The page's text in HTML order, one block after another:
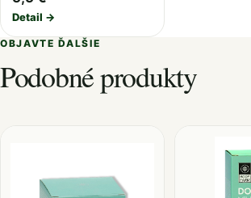
Detail →
OBJAVTE ĎALŠIE
Podobné produkty